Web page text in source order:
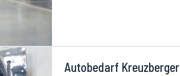
Autobedarf Kreuzberger